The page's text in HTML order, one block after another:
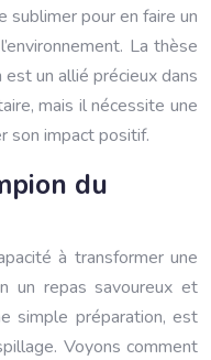
pour en faire un
La thèse
un allié précieux dans
mais il nécessite une
son impact positif.
du
à transformer une
un repas savoureux et
simple préparation, est
Voyons comment